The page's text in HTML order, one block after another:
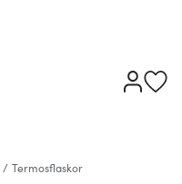
/ Termosflaskor